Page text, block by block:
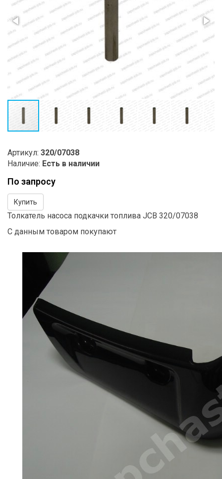
Артикул: 320/07038
Наличие: Есть в наличии
По запросу
Купить
Толкатель насоса подкачки топлива JCB 320/07038
С данным товаром покупают